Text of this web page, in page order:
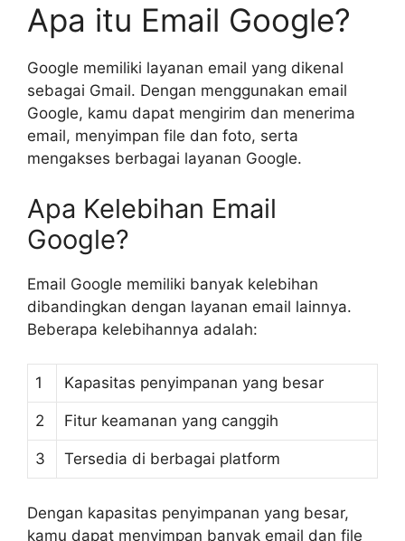
Apa itu Email Google?
Google memiliki layanan email yang dikenal
sebagai Gmail. Dengan menggunakan email
Google, kamu dapat mengirim dan menerima
email, menyimpan file dan foto, serta
mengakses berbagai layanan Google.
Apa Kelebihan Email
Google?
Email Google memiliki banyak kelebihan
dibandingkan dengan layanan email lainnya.
Beberapa kelebihannya adalah:
1 Kapasitas penyimpanan yang besar
2 Fitur keamanan yang canggih
3 Tersedia di berbagai platform
Dengan kapasitas penyimpanan yang besar,
kamu dapat menyimpan banyak email dan file